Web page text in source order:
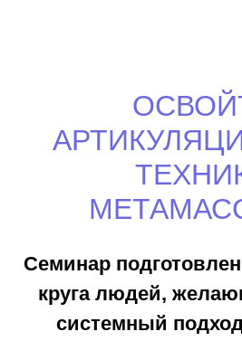
Семинар
круга людей,
системный